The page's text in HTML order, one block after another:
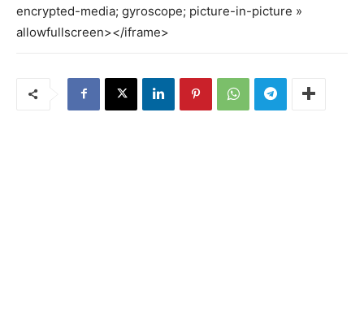
encrypted-media; gyroscope; picture-in-picture »
allowfullscreen></iframe>